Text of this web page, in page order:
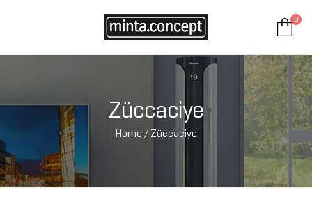
Minta
Concept
0
Züccaciye
Home / Züccaciye